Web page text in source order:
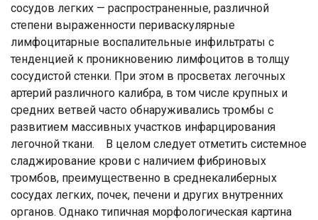
сосудов легких — распространенные, различной
степени выраженности периваскулярные
лимфоцитарные воспалительные инфильтраты с
тенденцией к проникновению лимфоцитов в толщу
сосудистой стенки. При этом в просветах легочных
артерий различного калибра, в том числе крупных и
средних ветвей часто обнаруживались тромбы с
развитием массивных участков инфарцирования
легочной ткани. В целом следует отметить системное
сладжирование крови с наличием фибриновых
тромбов, преимущественно в среднекалиберных
сосудах легких, почек, печени и других внутренних
органов. Однако типичная морфологическая картина